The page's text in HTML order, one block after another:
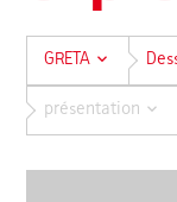
GRETA
présentation